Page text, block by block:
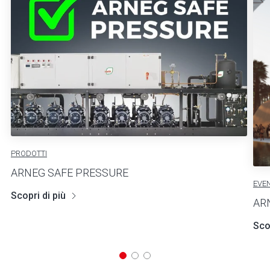
PRODOTTI
ARNEG SAFE PRESSURE
Scopri di più